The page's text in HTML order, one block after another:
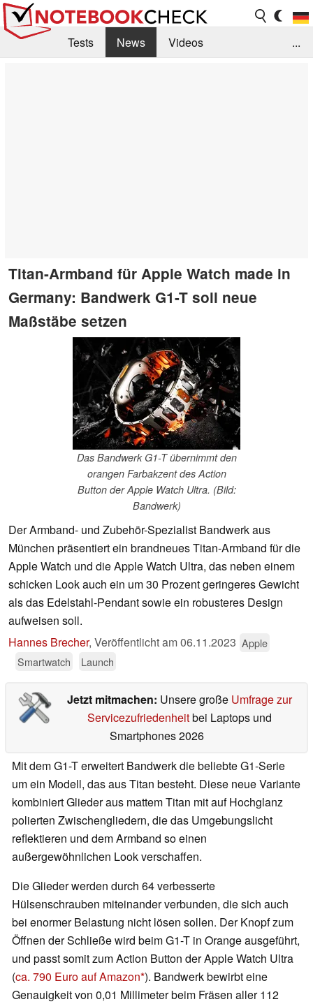
Tests News
Videos
...
Titan-Armband für Apple Watch made in
Germany: Bandwerk G1-T soll neue
Maßstäbe setzen
Das Bandwerk G1-T übernimmt den
orangen Farbakzent des Action
Button der Apple Watch Ultra. (Bild:
Bandwerk)
Der Armband- und Zubehör-Spezialist Bandwerk aus
München präsentiert ein brandneues Titan-Armband für die
Apple Watch und die Apple Watch Ultra, das neben einem
schicken Look auch ein um 30 Prozent geringeres Gewicht
als das Edelstahl-Pendant sowie ein robusteres Design
aufweisen soll.
Hannes Brecher, Veröffentlicht am06.11.2023 Apple
Smartwatch
Launch
Jetzt mitmachen: Unsere große Umfrage zur
Servicezufriedenheitbei Laptops und
Smartphones 2026
Mit dem G1-T erweitert Bandwerk die beliebte G1-Serie
um ein Modell, das aus Titan besteht. Diese neue Variante
kombiniert Glieder aus mattem Titan mit auf Hochglanz
polierten Zwischengliedern, die das Umgebungslicht
reflektieren und dem Armband so einen
außergewöhnlichen Look verschaffen.
Die Glieder werden durch 64 verbesserte
Hülsenschrauben miteinander verbunden, die sich auch
bei enormer Belastung nicht lösen sollen. Der Knopf zum
Öffnen der Schließe wird beim G1-T in Orange ausgeführt,
und passt somit zum Action Button der Apple Watch Ultra
(ca. 790 Euro auf Amazon ). Bandwerk bewirbt eine
Genauigkeit von 0,01 Millimeter beim Fräsen aller 112